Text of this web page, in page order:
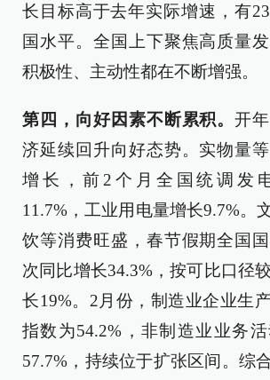
长目标高于去年实际增速，有
国水平。全国上下聚焦高质量
积极性、主动性都在不断增强。
第四，向好因素不断累积。开
济延续回升向好态势。实物量
增长，前2个月全国统调发
11.7%，工业用电量增长9.7%。
饮等消费旺盛，春节假期全国
次同比增长34.3%，按可比口径
长19%。2月份，制造业企业生
指数为54.2%，非制造业业务
57.7%，持续位于扩张区间。综